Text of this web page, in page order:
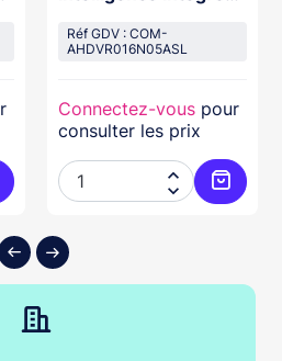
au panier
Réf GDV : COM-
AHDVR016N05ASL
Connectez-vous pour
consulter les prix

